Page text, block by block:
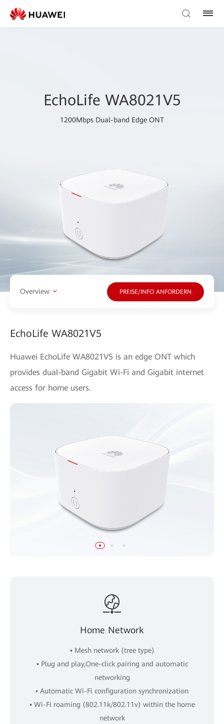
EchoLife WA8021V5
1200Mbps Dual-band Edge ONT
Overview PREISE/INFO ANFORDERN
EchoLife WA8021V5
Huawei EchoLife WA8021V5 is an edge ONT which
provides dual-band Gigabit Wi-Fi and Gigabit internet
access for home users.
Home Network
▪ Mesh network (tree type)
▪ Plug and play,One-click pairing and automatic
networking
▪ Automatic Wi-Fi configuration synchronization
▪ Wi-Fi roaming (802.11k/802.11v) within the home
network